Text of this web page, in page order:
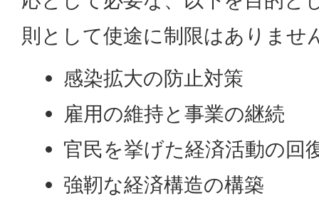
則として使途に制限はありませ
感染拡大の防止対策
雇用の維持と事業の継続
官民を挙げた経済活動の回
強靭な経済構造の構築